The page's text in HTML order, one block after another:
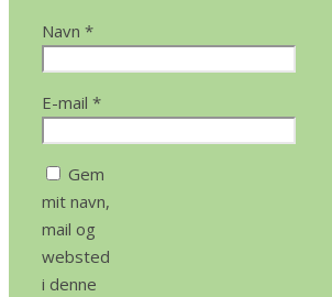
Navn *
E-mail *
Gem
mit navn,
mail og
websted
i denne